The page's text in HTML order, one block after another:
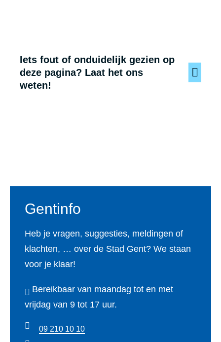
Iets fout of onduidelijk gezien op
deze pagina? Laat het ons
weten!
Gentinfo
Heb je vragen, suggesties, meldingen of
klachten, … over de Stad Gent? We staan
voor je klaar!
Bereikbaar van maandag tot en met
vrijdag van 9 tot 17 uur.
09 210 10 10